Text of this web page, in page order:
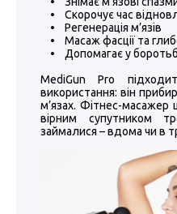
• Скорочує час
• Регенерація м’язів
• Масаж фасції та
• Допомагає у
MediGun Pro
використання: він
м’язах. Фітнес-масажер
вірним супутником
займалися – вдома чи в